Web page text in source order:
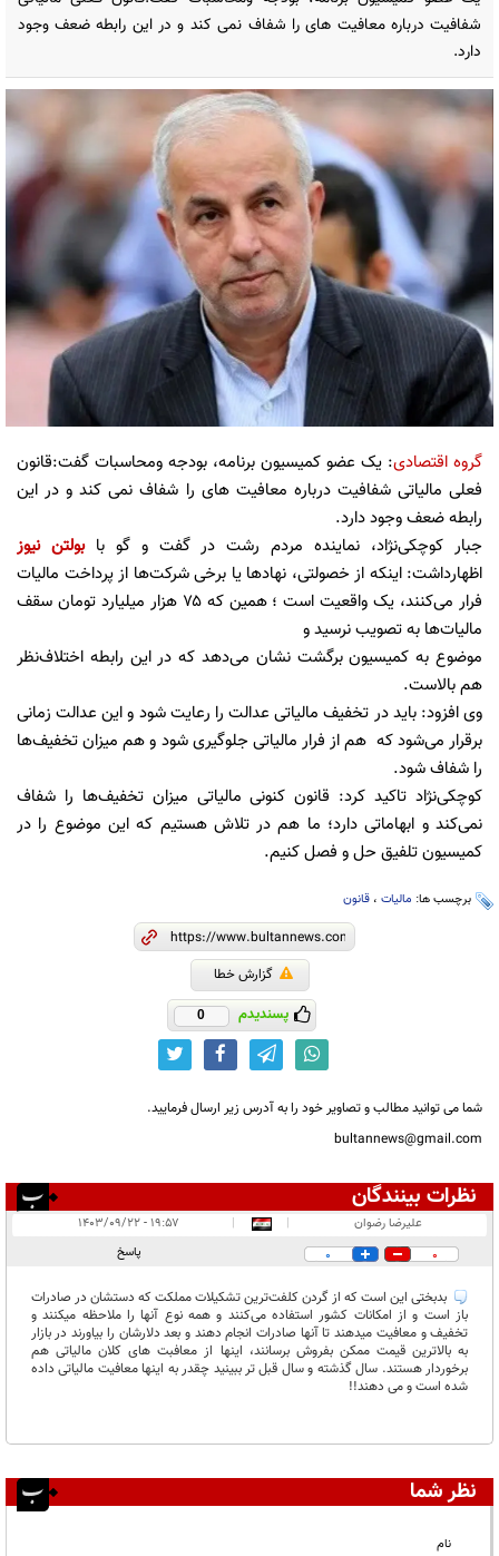
شفافیت درباره معافیت های را شفاف نمی کند و در این رابطه ضعف وجود
دارد.
گروه اقتصادی: یک عضو کمیسیون برنامه، بودجه و‌محاسبات گفت:قانون
فعلی مالیاتی شفافیت درباره معافیت های را شفاف نمی کند و در این
رابطه ضعف وجود دارد.
جبار کوچکی‌نژاد، نماینده مردم رشت در گفت و گو بابولتن نیوز
اظهارداشت: اینکه از خصولتی، نهادها یا برخی شرکت‌ها از پرداخت مالیات
فرار می‌کنند، یک واقعیت است ؛ همین که ۷۵ هزار میلیارد تومان سقف
مالیات‌ها به تصویب نرسید و
موضوع به کمیسیون برگشت نشان می‌دهد که در این رابطه اختلاف‌نظر
هم بالاست.
وی افزود: باید در تخفیف مالیاتی عدالت را رعایت شود و این عدالت زمانی
برقرار می‌شود که هم از فرار مالیاتی جلوگیری شود و هم میزان تخفیف‌ها
را شفاف شود.
کوچکی‌نژاد تاکید کرد: قانون کنونی مالیاتی میزان تخفیف‌ها را شفاف
نمی‌کند و ابهاماتی دارد؛ ما هم در تلاش هستیم که این موضوع را در
کمیسیون تلفیق حل و فصل کنیم.
برچسب ها: مالیات ، قانون
گزارش خطا
پسندیدم 0
شما می توانید مطالب و تصاویر خود را به آدرس زیر ارسال فرمایید.
bultannews@gmail.com
نظرات بینندگان
در انتظار بررسی:
علیرضا رضوان |
|
۱۹:۵۷ - ۱۴۰۳/۰۹/۲۲
0
0 پاسخ
بدبختی این است که از گردن کلفت‌ترین تشکیلات مملکت که دستشان در صادرات
باز است و از امکانات کشور استفاده می‌کنند و همه نوع آنها را ملاحظه میکنند و
تخفیف و معافیت میدهند تا آنها صادرات انجام دهند و بعد دلارشان را بیاورند در بازار
به بالاترین قیمت ممکن بفروش برسانند، اینها از معافبت های کلان مالیاتی هم
برخوردار هستند. سال گذشته و سال قبل تر ببینید چقدر به اینها معافیت مالیاتی داده
شده است و می دهند!!
نظر شما
نام